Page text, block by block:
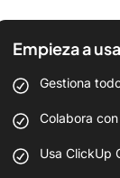
Empieza a
Gestiona
Colabora
Usa ClickUp